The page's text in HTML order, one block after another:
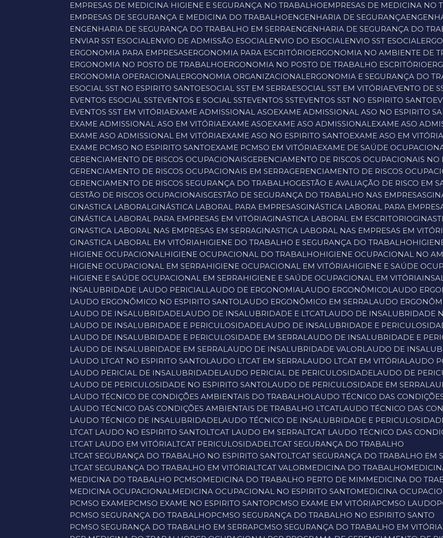
EMPRESAS DE MEDICINA HIGIENE E SEGURANÇA NO TRABALHO
EMPRESAS DE MEDICINA NO
EMPRESAS DE SEGURANÇA E MEDICINA DO TRABALHO
ENGENHARIA DE SEGURANÇA
ENGENHARIA DE SEGURANÇA DO TRABALHO EM SERRA ENGENHARIA DE SEGURANÇA DO
ENVIAR SST ESOCIAL ENVIO DE ADMISSÃO ESOCIAL ENVIO DO ESOCIAL ENVIO SST ESOCIAL
ERGONOMIA PARA EMPRESAS
ERGONOMIA PARA ESCRITÓRIO
ERGONOMIA NO AMBIENTE DE
ERGONOMIA NO POSTO DE TRABALHO
ERGONOMIA NO POSTO DE TRABALHO ESCRITÓRIO
ERGONOMIA OPERACIONAL ERGONOMIA ORGANIZACIONAL ERGONOMIA E SEGURANÇA DO
ESOCIAL SST NO ESPIRITO SANTO ESOCIAL SST EM SERRA ESOCIAL SST EM VITÓRIA EVENTO DE
EVENTOS ESOCIAL SST EVENTOS E SOCIAL SST EVENTOS SST EVENTOS SST NO ESPIRITO SANTO
EVENTOS SST EM VITÓRIA EXAME ADMISSIONAL ASO EXAME ADMISSIONAL ASO NO ESPIRITO
EXAME ADMISSIONAL ASO EM VITÓRIA EXAME ASO EXAME ASO ADMISSIONAL EXAME ASO
EXAME ASO ADMISSIONAL EM VITÓRIA EXAME ASO NO ESPIRITO SANTO EXAME ASO EM
EXAME PCMSO NO ESPIRITO SANTO EXAME PCMSO EM VITÓRIA EXAME DE SAÚDE
GERENCIAMENTO DE RISCOS OCUPACIONAIS
GERENCIAMENTO DE RISCOS OCUPACIONAIS
GERENCIAMENTO DE RISCOS OCUPACIONAIS EM SERRA
GERENCIAMENTO DE RISCOS
GERENCIAMENTO DE RISCOS SEGURANÇA DO TRABALHO
GESTÃO E AVALIAÇÃO DE RISCO EM
GESTÃO DE RISCOS OCUPACIONAIS
GESTÃO DE SEGURANÇA DO TRABALHO NAS EMPRESAS
GINASTICA LABORAL
GINÁSTICA LABORAL PARA EMPRESAS
GINÁSTICA LABORAL PARA
GINÁSTICA LABORAL PARA EMPRESAS EM VITÓRIA
GINASTICA LABORAL EM ESCRITORIO
GINASTICA LABORAL NAS EMPRESAS EM SERRA
GINASTICA LABORAL NAS EMPRESAS EM
GINASTICA LABORAL EM VITÓRIA
HIGIENE DO TRABALHO E SEGURANÇA DO TRABALHO
HIGIENE OCUPACIONAL
HIGIENE OCUPACIONAL DO TRABALHO
HIGIENE OCUPACIONAL NO
HIGIENE OCUPACIONAL EM SERRA
HIGIENE OCUPACIONAL EM VITÓRIA
HIGIENE E SAÚDE
HIGIENE E SAÚDE OCUPACIONAL EM SERRA
HIGIENE E SAÚDE OCUPACIONAL EM VITÓRIA
INSALUBRIDADE LAUDO PERICIAL LAUDO DE ERGONOMIA LAUDO ERGONÔMICO LAUDO
LAUDO ERGONÔMICO NO ESPIRITO SANTO LAUDO ERGONÔMICO EM SERRA LAUDO
LAUDO DE INSALUBRIDADE LAUDO DE INSALUBRIDADE E LTCAT LAUDO DE INSALUBRIDADE
LAUDO DE INSALUBRIDADE E PERICULOSIDADE LAUDO DE INSALUBRIDADE E
LAUDO DE INSALUBRIDADE E PERICULOSIDADE EM SERRA LAUDO DE INSALUBRIDADE E
LAUDO DE INSALUBRIDADE EM SERRA LAUDO DE INSALUBRIDADE VALOR LAUDO DE
LAUDO LTCAT NO ESPIRITO SANTO LAUDO LTCAT EM SERRA LAUDO LTCAT EM VITÓRIA LAUDO
LAUDO PERICIAL DE INSALUBRIDADE LAUDO PERICIAL DE PERICULOSIDADE LAUDO DE
LAUDO DE PERICULOSIDADE NO ESPIRITO SANTO LAUDO DE PERICULOSIDADE EM SERRA
LAUDO TÉCNICO DE CONDIÇÕES AMBIENTAIS DO TRABALHO LAUDO TÉCNICO DAS
LAUDO TÉCNICO DAS CONDIÇÕES AMBIENTAIS DE TRABALHO LTCAT LAUDO TÉCNICO DAS
LAUDO TÉCNICO DE INSALUBRIDADE LAUDO TÉCNICO DE INSALUBRIDADE E
LTCAT LAUDO NO ESPIRITO SANTO LTCAT LAUDO EM SERRA LTCAT LAUDO TÉCNICO DAS
LTCAT LAUDO EM VITÓRIA LTCAT PERICULOSIDADE LTCAT SEGURANÇA DO TRABALHO
LTCAT SEGURANÇA DO TRABALHO NO ESPIRITO SANTO LTCAT SEGURANÇA DO TRABALHO EM
LTCAT SEGURANÇA DO TRABALHO EM VITÓRIA LTCAT VALOR MEDICINA DO TRABALHO
MEDICINA DO TRABALHO PCMSO
MEDICINA DO TRABALHO PERTO DE MIM
MEDICINA DO
MEDICINA OCUPACIONAL
MEDICINA OCUPACIONAL NO ESPIRITO SANTO
MEDICINA
PCMSO EXAME
PCMSO EXAME NO ESPIRITO SANTO PCMSO EXAME EM VITÓRIA PCMSO LAUDO
PCMSO SEGURANÇA DO TRABALHO
PCMSO SEGURANÇA DO TRABALHO NO ESPIRITO SANTO
PCMSO SEGURANÇA DO TRABALHO EM SERRA
PCMSO SEGURANÇA DO TRABALHO EM VITÓRIA